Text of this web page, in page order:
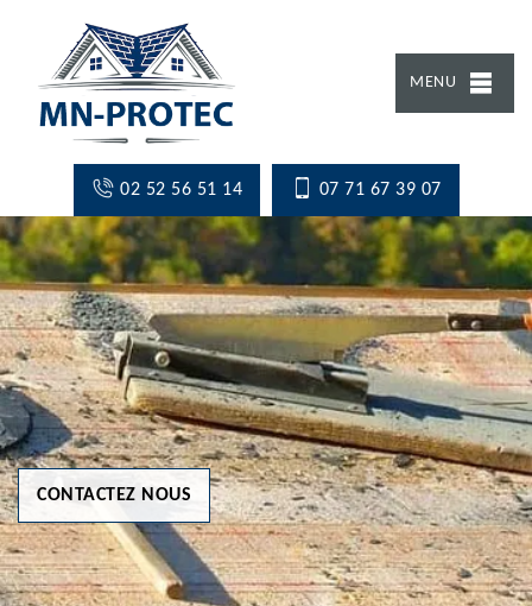
MENU
02 52 56 51 14 07 71 67 39 07
CONTACTEZ NOUS